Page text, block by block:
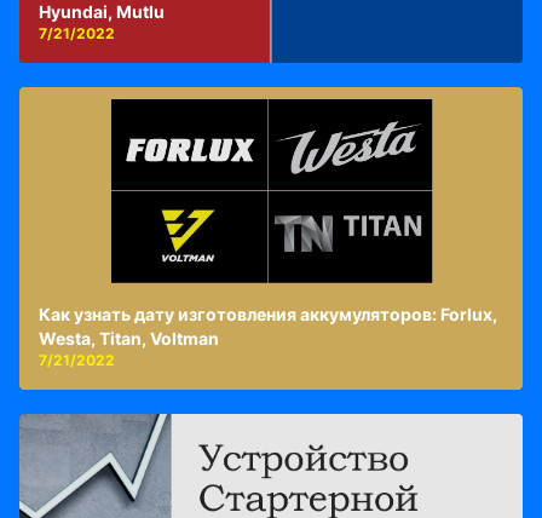
Hyundai, Mutlu
7/21/2022
Как узнать дату изготовления аккумуляторов: Forlux,
Westa, Titan, Voltman
7/21/2022